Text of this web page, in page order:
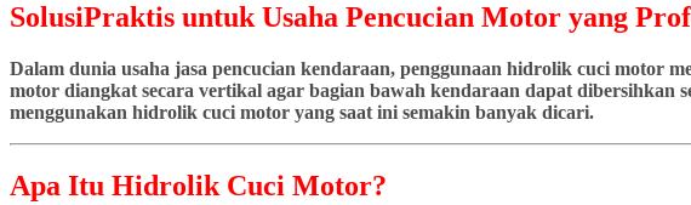
SolusiPraktis untuk Usaha Pencucian Motor yang
Dalam dunia usaha jasa pencucian kendaraan, penggunaan hidrolik cuci motor
motor diangkat secara vertikal agar bagian bawah kendaraan dapat dibersihkan
menggunakan hidrolik cuci motor yang saat ini semakin banyak dicari.
Apa Itu Hidrolik Cuci Motor?